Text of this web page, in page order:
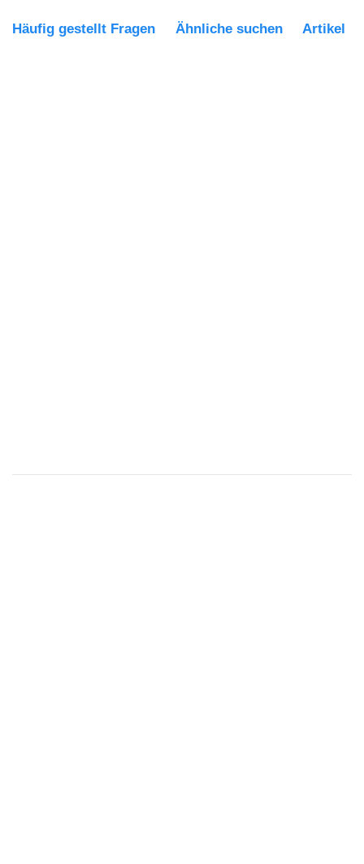
Häufig gestellt Fragen Ähnliche suchen Artikel